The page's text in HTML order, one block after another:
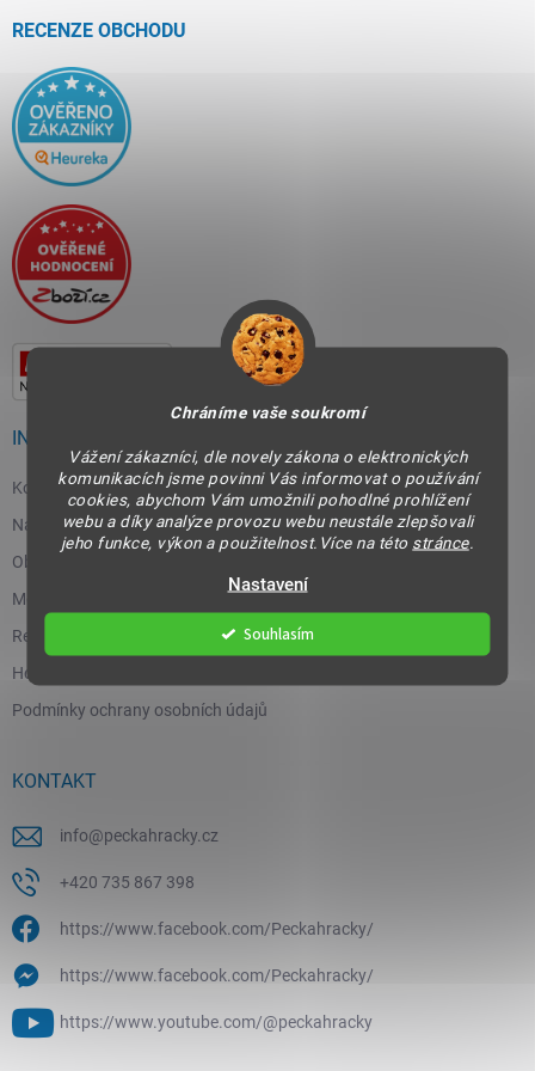
Chráníme vaše soukromí
Vážení zákazníci, dle novely zákona o elektronických
komunikacích jsme povinni Vás informovat o používání
cookies, abychom Vám umožnili pohodlné prohlížení
webu a díky analýze provozu webu neustále zlepšovali
jeho funkce, výkon a použitelnost.Více na této stránce.
Nastavení
Souhlasím
RECENZE OBCHODU
INFORMACE PRO VÁS
Kontakty
Napište nám
Obchodní podmínky
Moje objednávka
Reklamace a vrácení zboží
Hodnocení obchodu
Podmínky ochrany osobních údajů
KONTAKT
info@peckahracky.cz
+420 735 867 398
https://www.facebook.com/Peckahracky/
https://www.facebook.com/Peckahracky/
https://www.youtube.com/@peckahracky